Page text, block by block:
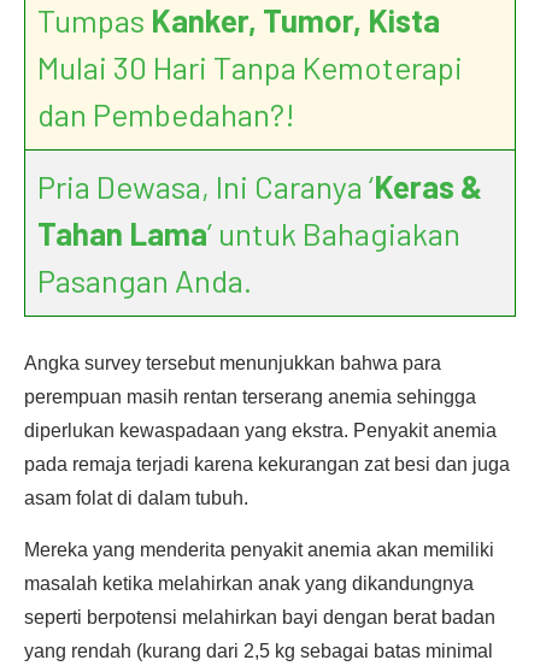
Tumpas Kanker, Tumor, Kista
Mulai 30 Hari Tanpa Kemoterapi
dan Pembedahan?!
Pria Dewasa, Ini Caranya ‘Keras &
Tahan Lama’ untuk Bahagiakan
Pasangan Anda.
Angka survey tersebut menunjukkan bahwa para
perempuan masih rentan terserang anemia sehingga
diperlukan kewaspadaan yang ekstra. Penyakit anemia
pada remaja terjadi karena kekurangan zat besi dan juga
asam folat di dalam tubuh.
Mereka yang menderita penyakit anemia akan memiliki
masalah ketika melahirkan anak yang dikandungnya
seperti berpotensi melahirkan bayi dengan berat badan
yang rendah (kurang dari 2,5 kg sebagai batas minimal